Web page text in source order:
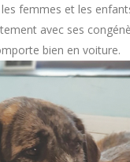
femmes et les
avec ses
bien en voiture.